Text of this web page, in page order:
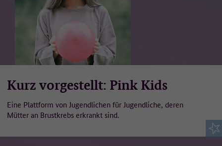
Kurz vorgestellt: Pink Kids
Eine Plattform von Jugendlichen für Jugendliche, deren
Mütter an Brustkrebs erkrankt sind.